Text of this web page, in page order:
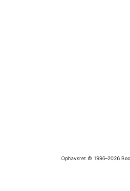
Ophavsret © 1996–2026